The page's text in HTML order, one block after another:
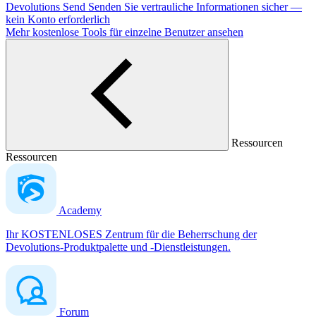
Devolutions Send Senden Sie vertrauliche Informationen sicher —
kein Konto erforderlich
Mehr kostenlose Tools für einzelne Benutzer ansehen
Ressourcen
Ressourcen
Academy
Ihr KOSTENLOSES Zentrum für die Beherrschung der
Devolutions-Produktpalette und -Dienstleistungen.
Forum